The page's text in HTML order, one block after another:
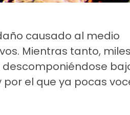
causado al medio
Mientras tanto,
el que ya pocas